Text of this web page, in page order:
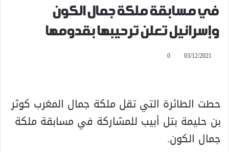
في مسابقة ملكة جمال الكون
وإسرائيل تعلن ترحيبها بقدومها
03/12/2021
0
حطت الطائرة التي تقل ملكة جمال المغرب كوثر
بن حليمة بتل أبيب للمشاركة في مسابقة ملكة
جمال الكون.